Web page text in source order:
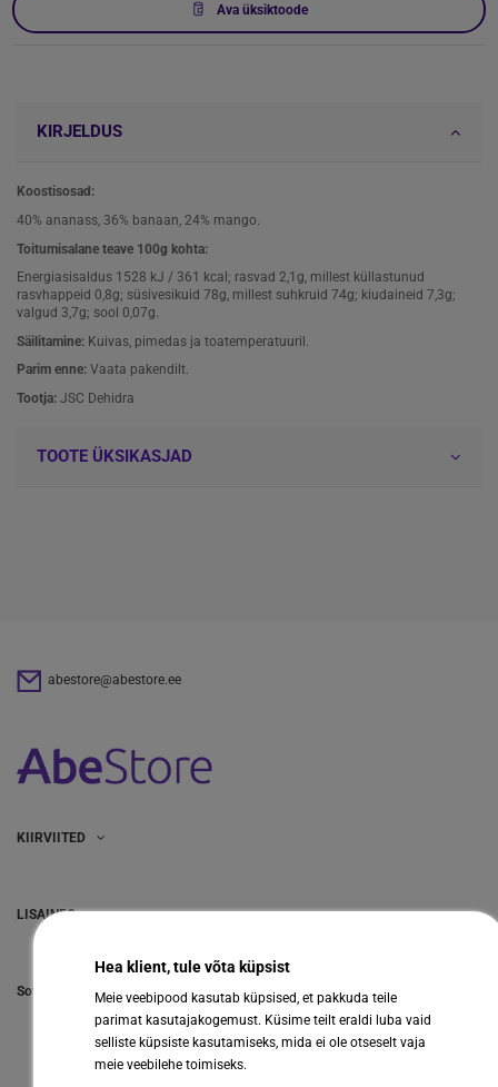
Ava üksiktoode
KIRJELDUS
Koostisosad:
40% ananass, 36% banaan, 24% mango.
Toitumisalane teave 100g kohta:
Energiasisaldus 1528 kJ / 361 kcal; rasvad 2,1g, millest küllastunud
rasvhappeid 0,8g; süsivesikuid 78g, millest suhkruid 74g; kiudaineid 7,3g;
valgud 3,7g; sool 0,07g.
Säilitamine: Kuivas, pimedas ja toatemperatuuril.
Parim enne: Vaata pakendilt.
Tootja: JSC Dehidra
TOOTE ÜKSIKASJAD
abestore@abestore.ee
KIIRVIITED
LISAINFO
Hea klient, tule võta küpsist
Meie veebipood kasutab küpsised, et pakkuda teile
parimat kasutajakogemust. Küsime teilt eraldi luba vaid
selliste küpsiste kasutamiseks, mida ei ole otseselt vaja
meie veebilehe toimiseks.
Sotsiaalmeedia